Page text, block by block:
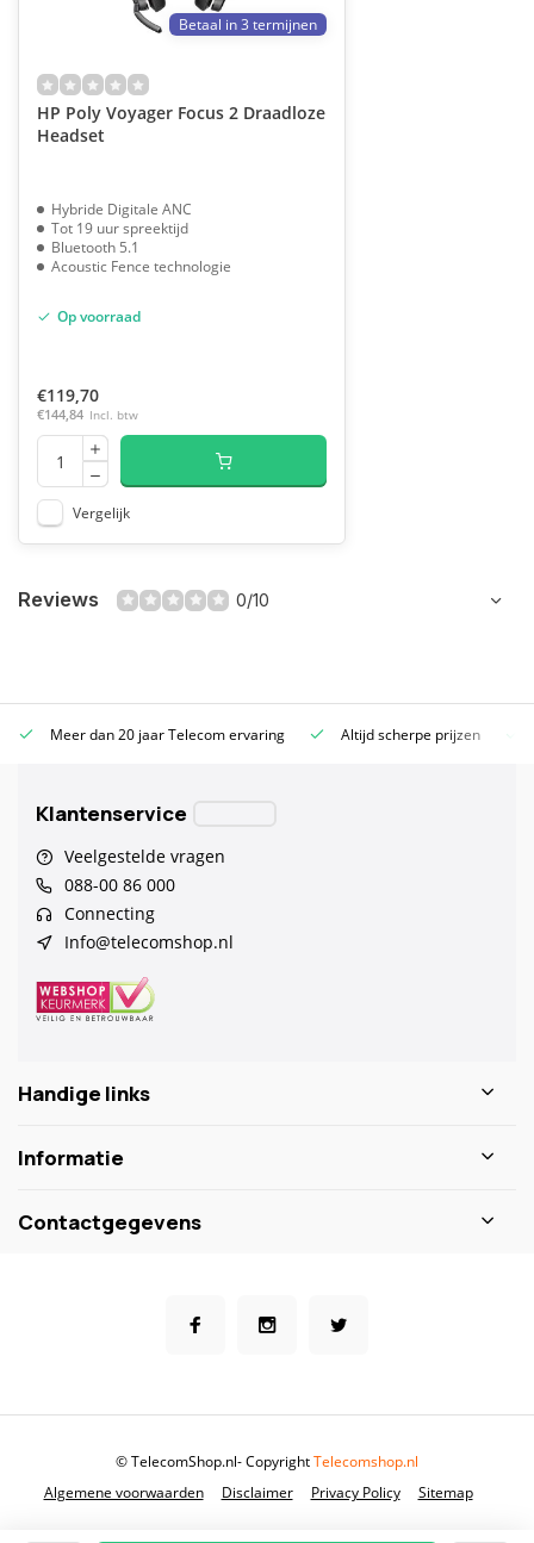
Betaal in 3 termijnen
HP Poly Voyager Focus 2 Draadloze
Headset
Hybride Digitale ANC
Tot 19 uur spreektijd
Bluetooth 5.1
Acoustic Fence technologie
Op voorraad
€119,70
€144,84 Incl. btw
Vergelijk
Reviews 0/10
Meer dan 20 jaar Telecom ervaring Altijd scherpe prijzen
Klantenservice
Veelgestelde vragen
088-00 86 000
Connecting
Info@telecomshop.nl
Handige links
Informatie
Contactgegevens
Algemene voorwaarden Disclaimer Privacy Policy Sitemap
© TelecomShop.nl- CopyrightTelecomshop.nl